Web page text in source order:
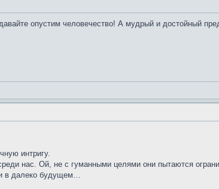
опустим человечество! А мудрый и достойный
интригу.
нас. Ой, не с гуманными целями они пытаются
и в далеко будущем…